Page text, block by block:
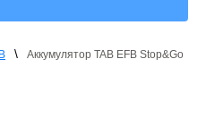
\
Аккумулятор TAB EFB Stop&Go